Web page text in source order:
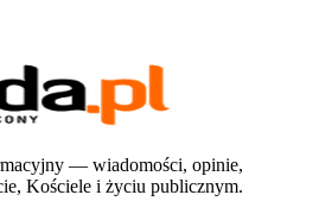
— wiadomości, opinie,
Kościele i życiu publicznym.